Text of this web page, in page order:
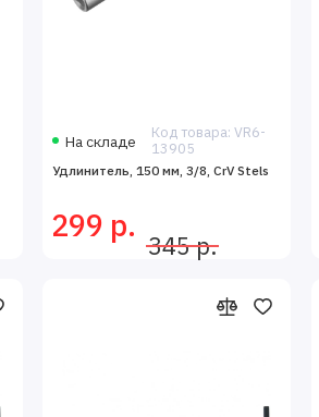
На складе
Код товара: VR6-
13905
Удлинитель, 150 мм, 3/8, CrV Stels
299 р.
345 р.